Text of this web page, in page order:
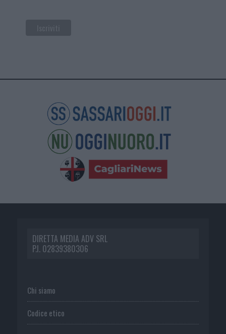
DIRETTA MEDIA ADV SRL
P.I. 02839380306
Chi siamo
Codice etico